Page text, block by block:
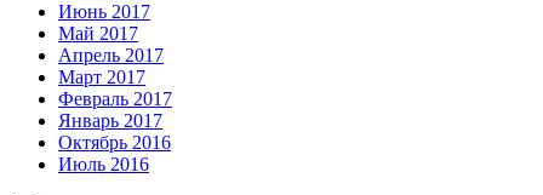
Июнь 2017
Май 2017
Апрель 2017
Март 2017
Февраль 2017
Январь 2017
Октябрь 2016
Июль 2016